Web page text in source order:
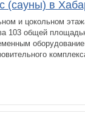
(сауны) в
и цокольном
103 общей